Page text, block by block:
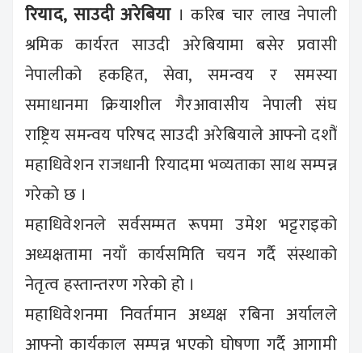
रियाद, साउदी अरेबिया। करिब चार लाख नेपाली
श्रमिक कार्यरत साउदी अरेबियामा बसेर प्रवासी
नेपालीको हकहित, सेवा, समन्वय र समस्या
समाधानमा क्रियाशील गैरआवासीय नेपाली संघ
राष्ट्रिय समन्वय परिषद साउदी अरेबियाले आफ्नो दशौं
महाधिवेशन राजधानी रियादमा भव्यताका साथ सम्पन्न
गरेको छ ।
महाधिवेशनले सर्वसम्मत रूपमा उमेश भट्टराइको
अध्यक्षतामा नयाँ कार्यसमिति चयन गर्दै संस्थाको
नेतृत्व हस्तान्तरण गरेको हो ।
महाधिवेशनमा निवर्तमान अध्यक्ष रबिना अर्यालले
आफ्नो कार्यकाल सम्पन्न भएको घोषणा गर्दै आगामी